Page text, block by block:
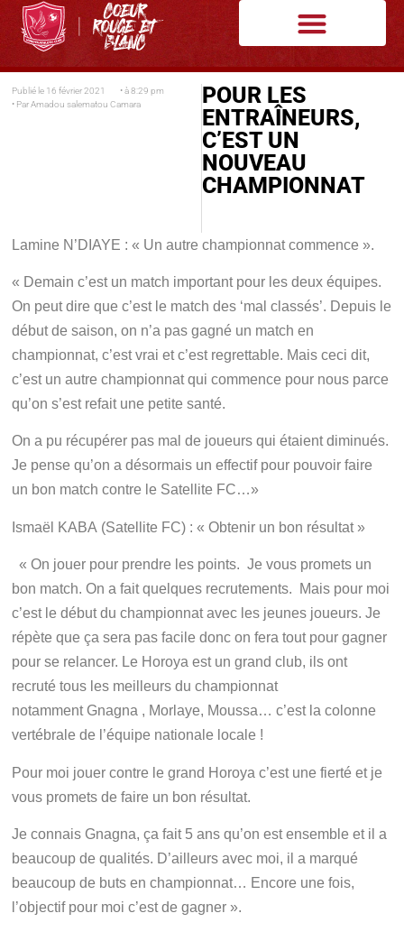
Publié le 16 février 2021 • à 8:29 pm
• ParAmadou salematou Camara
POUR LES
ENTRAÎNEURS,
C’EST UN
NOUVEAU
CHAMPIONNAT
Lamine N’DIAYE : « Un autre championnat commence ».
« Demain c’est un match important pour les deux équipes.
On peut dire que c’est le match des ‘mal classés’. Depuis le
début de saison, on n’a pas gagné un match en
championnat, c’est vrai et c’est regrettable. Mais ceci dit,
c’est un autre championnat qui commence pour nous parce
qu’on s’est refait une petite santé.
On a pu récupérer pas mal de joueurs qui étaient diminués.
Je pense qu’on a désormais un effectif pour pouvoir faire
un bon match contre le Satellite FC…»
Ismaël KABA (Satellite FC) : « Obtenir un bon résultat »
« On jouer pour prendre les points. Je vous promets un
bon match. On a fait quelques recrutements. Mais pour moi
c’est le début du championnat avec les jeunes joueurs. Je
répète que ça sera pas facile donc on fera tout pour gagner
pour se relancer. Le Horoya est un grand club, ils ont
recruté tous les meilleurs du championnat
notamment Gnagna , Morlaye, Moussa… c’est la colonne
vertébrale de l’équipe nationale locale !
Pour moi jouer contre le grand Horoya c’est une fierté et je
vous promets de faire un bon résultat.
Je connais Gnagna, ça fait 5 ans qu’on est ensemble et il a
beaucoup de qualités. D’ailleurs avec moi, il a marqué
beaucoup de buts en championnat… Encore une fois,
l’objectif pour moi c’est de gagner ».